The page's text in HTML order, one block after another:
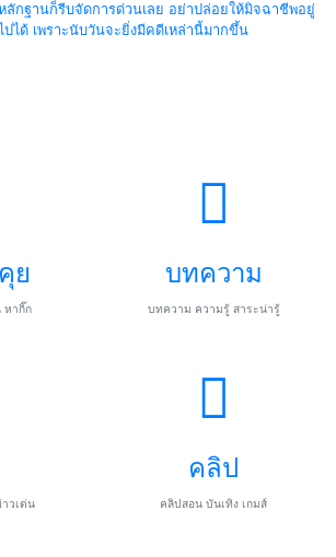
ลักฐานก็รีบจัดการด่วนเลย อย่าปล่อยให้มิจฉาชีพอยู่
ได้ เพราะนับวันจะยิ่งมีคดีเหล่านี้มากขึ้น
ย
หากิ๊ก
บทความ
บทความ ความรู้ สาระน่ารู้
วเด่น
คลิป
คลิปสอน บันเทิง เกมส์